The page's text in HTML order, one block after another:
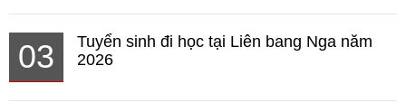
03
Tuyển sinh đi học tại Liên bang Nga năm
2026